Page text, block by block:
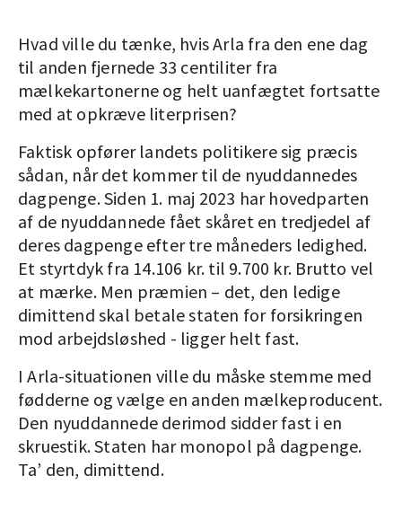
Hvad ville du tænke, hvis Arla fra den ene dag
til anden fjernede 33 centiliter fra
mælkekartonerne og helt uanfægtet fortsatte
med at opkræve literprisen?
Faktisk opfører landets politikere sig præcis
sådan, når det kommer til de nyuddannedes
dagpenge. Siden 1. maj 2023 har hovedparten
af de nyuddannede fået skåret en tredjedel af
deres dagpenge efter tre måneders ledighed.
Et styrtdyk fra 14.106 kr. til 9.700 kr. Brutto vel
at mærke. Men præmien – det, den ledige
dimittend skal betale staten for forsikringen
mod arbejdsløshed - ligger helt fast.
I Arla-situationen ville du måske stemme med
fødderne og vælge en anden mælkeproducent.
Den nyuddannede derimod sidder fast i en
skruestik. Staten har monopol på dagpenge.
Ta’ den, dimittend.